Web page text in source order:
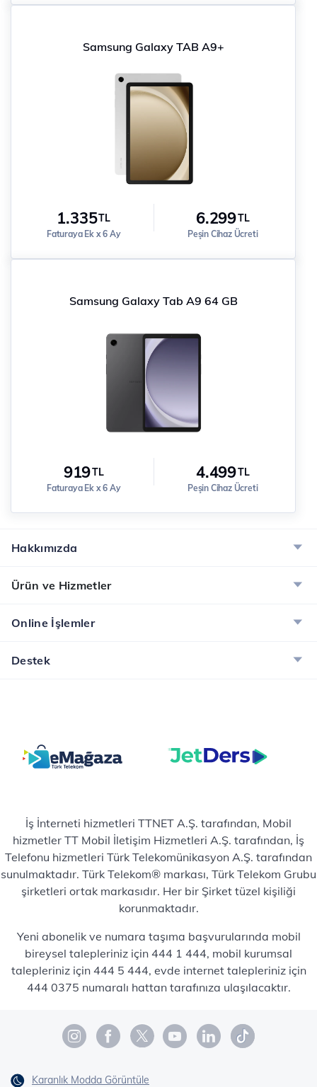
Samsung Galaxy TAB A9+
1.335TL
Faturaya Ek x 6 Ay
6.299TL
Peşin Cihaz Ücreti
Samsung Galaxy Tab A9 64 GB
919TL
Faturaya Ek x 6 Ay
4.499TL
Peşin Cihaz Ücreti
Hakkımızda
Ürün ve Hizmetler
Online İşlemler
Destek
İş İnterneti hizmetleri TTNET A.Ş. tarafından, Mobil
hizmetler TT Mobil İletişim Hizmetleri A.Ş. tarafından, İş
Telefonu hizmetleri Türk Telekomünikasyon A.Ş. tarafından
sunulmaktadır. Türk Telekom® markası, Türk Telekom Grubu
şirketleri ortak markasıdır. Her bir Şirket tüzel kişiliği
korunmaktadır.
Yeni abonelik ve numara taşıma başvurularında mobil
bireysel talepleriniz için 444 1 444, mobil kurumsal
talepleriniz için 444 5 444, evde internet talepleriniz için
444 0375 numaralı hattan tarafınıza ulaşılacaktır.
Karanlık Modda Görüntüle